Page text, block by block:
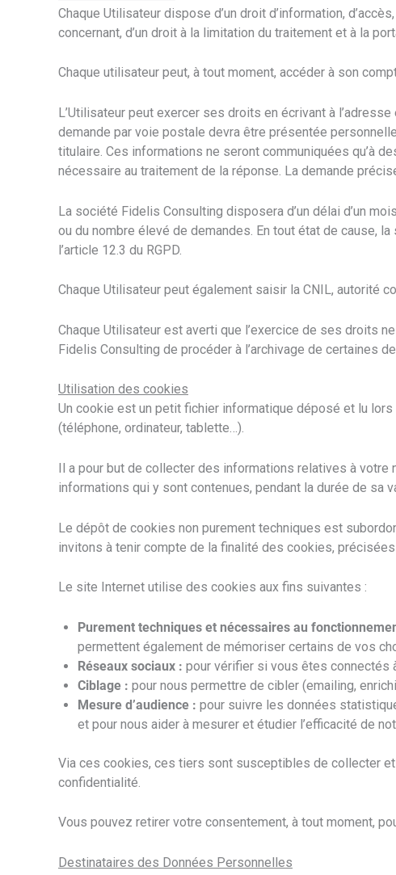
Chaque Utilisateur dispose d’un droit d’information,
concernant, d’un droit à la limitation du traitement et à la
Chaque utilisateur peut, à tout moment, accéder à son
L’Utilisateur peut exercer ses droits en écrivant à l’adresse
demande par voie postale devra être présentée
titulaire. Ces informations ne seront communiquées qu’à
nécessaire au traitement de la réponse. La demande
La société Fidelis Consulting disposera d’un délai d’un
ou du nombre élevé de demandes. En tout état de cause,
l’article 12.3 du RGPD.
Chaque Utilisateur peut également saisir la CNIL, autorité
Chaque Utilisateur est averti que l’exercice de ses droits
Fidelis Consulting de procéder à l’archivage de certaines
Utilisation des cookies
Un cookie est un petit fichier informatique déposé et lu
(téléphone, ordinateur, tablette…).
Il a pour but de collecter des informations relatives à votre
informations qui y sont contenues, pendant la durée de sa
Le dépôt de cookies non purement techniques est
invitons à tenir compte de la finalité des cookies,
Le site Internet utilise des cookies aux fins suivantes :
Purement techniques et nécessaires au
permettent également de mémoriser certains de vos
Réseaux sociaux : pour vérifier si vous êtes connectés
Ciblage : pour nous permettre de cibler (emailing,
Mesure d’audience : pour suivre les données
et pour nous aider à mesurer et étudier l’efficacité de
Via ces cookies, ces tiers sont susceptibles de collecter
confidentialité.
Vous pouvez retirer votre consentement, à tout moment,
Destinataires des Données Personnelles